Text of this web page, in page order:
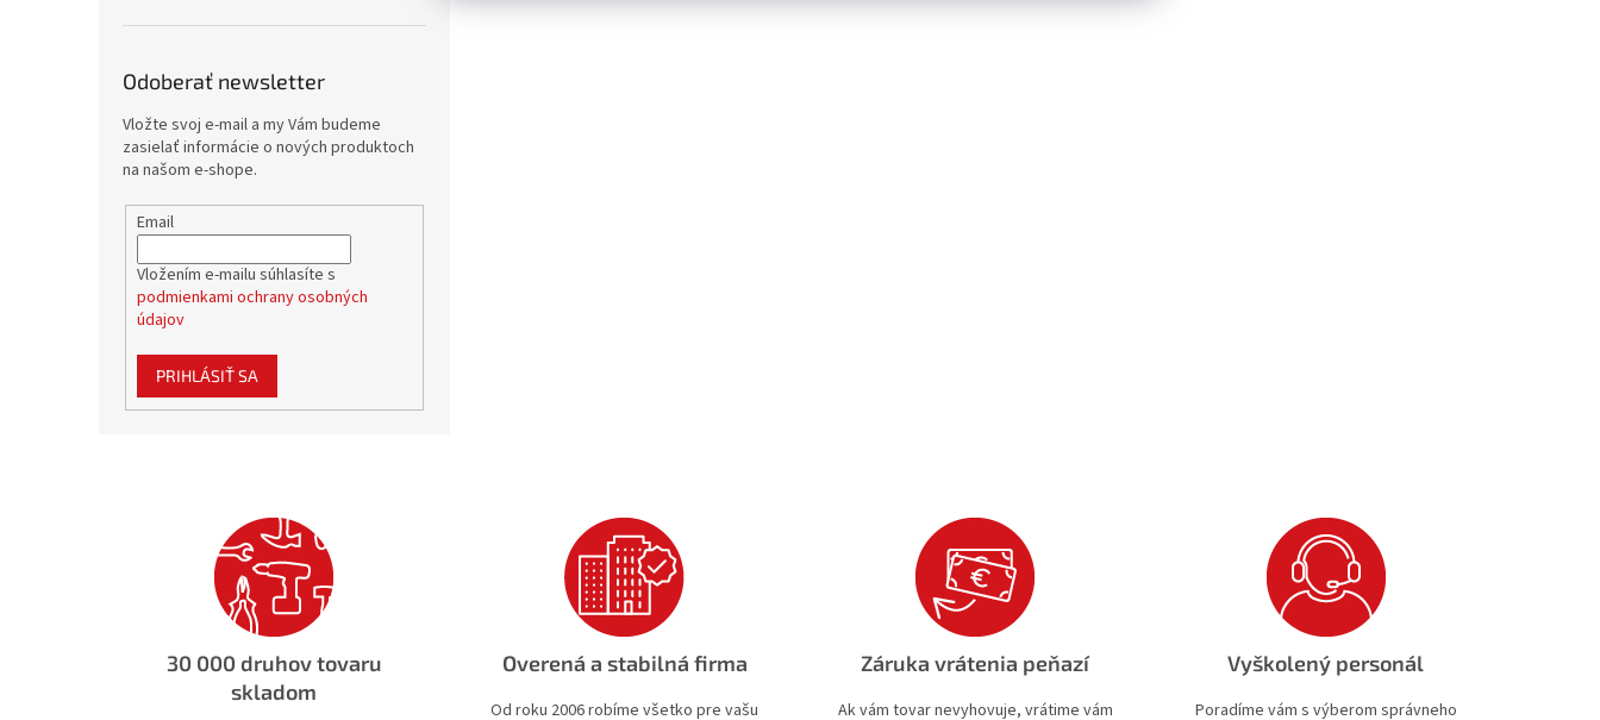
Odoberať newsletter
Vložte svoj e-mail a my Vám budeme
zasielať informácie o nových produktoch
na našom e-shope.
Email
Vložením e-mailu súhlasíte s
podmienkami ochrany osobných
údajov
PRIHLÁSIŤ SA
30 000 druhov tovaru
skladom
Overená a stabilná firma
Od roku 2006 robíme všetko pre vašu
Záruka vrátenia peňazí
Ak vám tovar nevyhovuje, vrátime vám
Vyškolený personál
Poradíme vám s výberom správneho